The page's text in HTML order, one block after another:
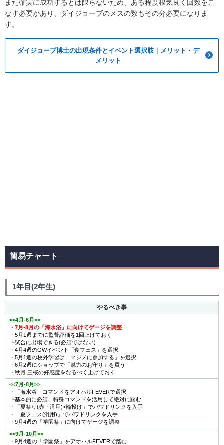
また確実に成功するとは限らないため、ある程度根気良く回数をこ
なす必要があり、ダイジョーブのメスの数もその分必要になりま
す。
ダイジョーブ博士の出現条件とイベント選択肢｜メリット・デ
メリット
簡易チャート
1年目(2年生)
やるべき事
<<4月-6月>>
・7月-8月の「海水浴」に向けてゲージを調整
・5月1週までに監督評価を1回上げておく
┗試合に出場できる(必須ではない)
・4月4週のGWイベント「食フェス」を選択
・5月1週の校外学習は「マジメに参加する」を選択
・6月2週にショップで「魅力のお守り」を買う
・秋月 三桜の好感度をなるべく上げておく
<<7月-8月>>
・「海水浴」コマンドをアオハルFEVERで選択
┗基本的に必須、特殊コマンドを活用して絶対に踏む
・「夏祭り(赤・汎用)>輪投げ」でパワドリンクを入手
・「夏フェス(汎用)」でパワドリンクを入手
・9月4週の「学園祭」に向けてゲージを調整
<<9月-10月>>
・9月4週の「学園祭」をアオハルFEVERで踏む